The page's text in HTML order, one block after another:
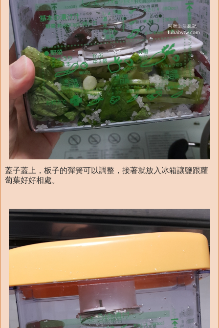
蓋子蓋上，板子的彈簧可以調整，接著就放入冰箱讓鹽跟蘿
蔔葉好好相處。